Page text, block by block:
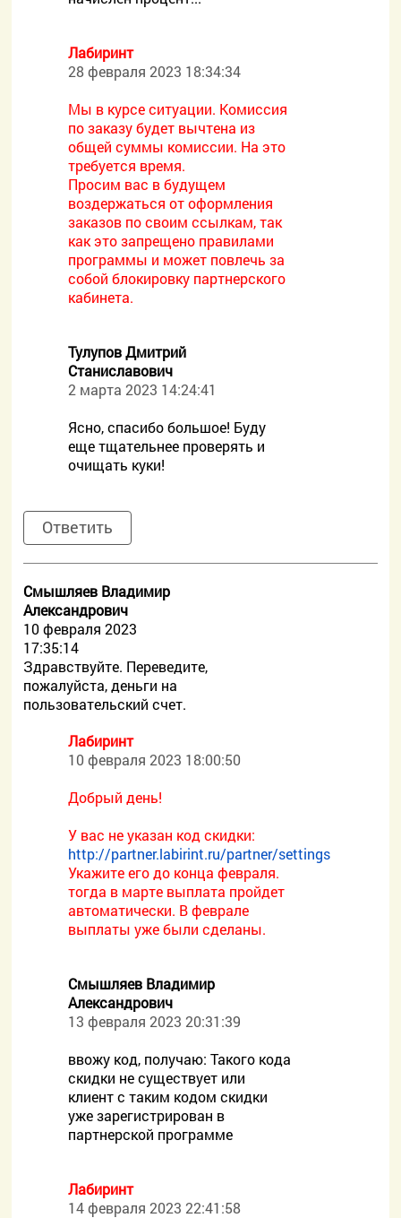
Лабиринт
28 февраля 2023 18:34:34
Мы в курсе ситуации. Комиссия
по заказу будет вычтена из
общей суммы комиссии. На это
требуется время.
Просим вас в будущем
воздержаться от оформления
заказов по своим ссылкам, так
как это запрещено правилами
программы и может повлечь за
собой блокировку партнерского
кабинета.
Тулупов Дмитрий
Станиславович
2 марта 2023 14:24:41
Ясно, спасибо большое! Буду
еще тщательнее проверять и
очищать куки!
Ответить
Смышляев Владимир
Александрович
10 февраля 2023
17:35:14
Здравствуйте. Переведите,
пожалуйста, деньги на
пользовательский счет.
Лабиринт
10 февраля 2023 18:00:50
Добрый день!
У вас не указан код скидки:
http://partner.labirint.ru/partner/settings
Укажите его до конца февраля.
тогда в марте выплата пройдет
автоматически. В феврале
выплаты уже были сделаны.
Смышляев Владимир
Александрович
13 февраля 2023 20:31:39
ввожу код, получаю: Такого кода
скидки не существует или
клиент с таким кодом скидки
уже зарегистрирован в
партнерской программе
Лабиринт
14 февраля 2023 22:41:58